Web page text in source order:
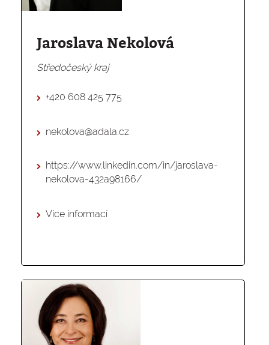
Jaroslava Nekolová
Středočeský kraj
+420 608 425 775
nekolova@adala.cz
https://www.linkedin.com/in/jaroslava-
nekolova-432a98166/
Více informací